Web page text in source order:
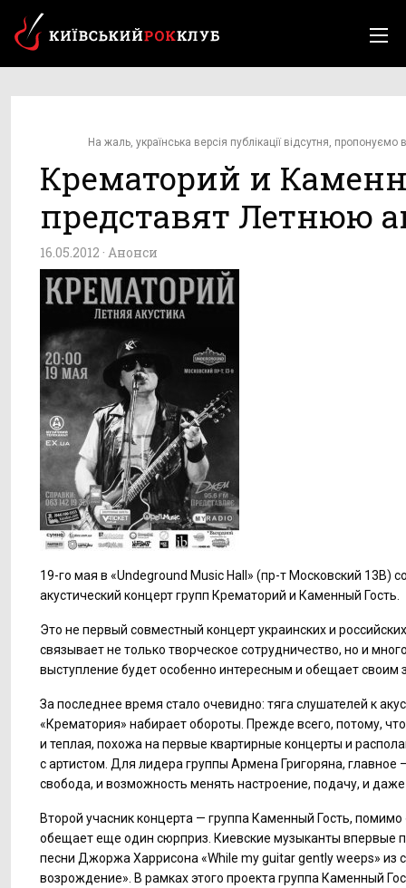
На жаль, українська версія публікації відсутня, пропонуємо
Крематорий и
представят Летнюю
16.05.2012 · Анонси
19-го мая в «Undeground Music Hall» (пр-т Московский 13В)
акустический концерт групп Крематорий и Каменный Гость.
Это не первый совместный концерт украинских и
связывает не только творческое сотрудничество, но и
выступление будет особенно интересным и обещает своим
За последнее время стало очевидно: тяга слушателей к
«Крематория» набирает обороты. Прежде всего, потому,
и теплая, похожа на первые квартирные концерты и
с артистом. Для лидера группы Армена Григоряна, главное
свобода, и возможность менять настроение, подачу, и даже
Второй учасник концерта — группа Каменный Гость, помимо
обещает еще один сюрприз. Киевские музыканты впервые
песни Джоржа Харрисона «While my guitar gently weeps» из
возрождение». В рамках этого проекта группа Каменный